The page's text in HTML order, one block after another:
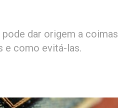
dar origem a
e como evitá-las.